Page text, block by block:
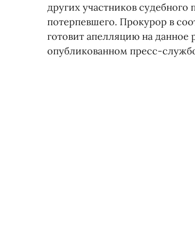
других участников судебного
потерпевшего. Прокурор в
готовит апелляцию на данное
опубликованном пресс-